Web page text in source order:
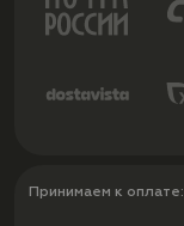
Принимаем к оплате: